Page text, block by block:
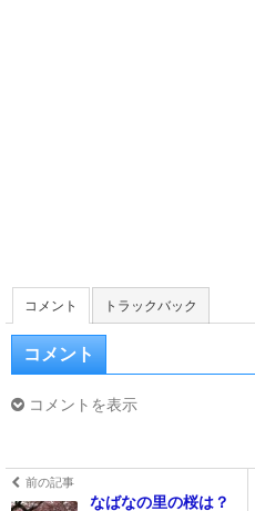
コメント トラックバック
コメント
コメントを表示
前の記事
なばなの里の桜は？